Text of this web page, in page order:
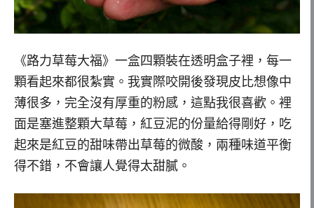
《路力草莓大福》一盒四顆裝在透明盒子裡，每一
顆看起來都很紮實。我實際咬開後發現皮比想像中
薄很多，完全沒有厚重的粉感，這點我很喜歡。裡
面是塞進整顆大草莓，紅豆泥的份量給得剛好，吃
起來是紅豆的甜味帶出草莓的微酸，兩種味道平衡
得不錯，不會讓人覺得太甜膩。